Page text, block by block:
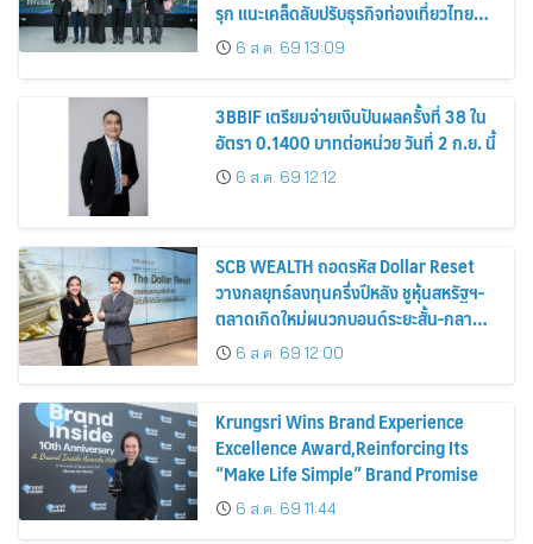
รุก แนะเคล็ดลับปรับธุรกิจท่องเที่ยวไทย
“ขายได้ ขายดี ขายนาน”
6 ส.ค. 69 13:09
3BBIF เตรียมจ่ายเงินปันผลครั้งที่ 38 ใน
อัตรา 0.1400 บาทต่อหน่วย วันที่ 2 ก.ย. นี้
6 ส.ค. 69 12:12
SCB WEALTH ถอดรหัส Dollar Reset
วางกลยุทธ์ลงทุนครึ่งปีหลัง ชูหุ้นสหรัฐฯ-
ตลาดเกิดใหม่ผนวกบอนด์ระยะสั้น-กลาง
เสริมพอร์ตแกร่ง
6 ส.ค. 69 12:00
Krungsri Wins Brand Experience
Excellence Award,Reinforcing Its
“Make Life Simple” Brand Promise
6 ส.ค. 69 11:44